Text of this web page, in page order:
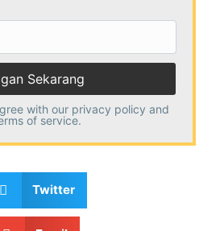
with our privacy policy and
of service.
Twitter